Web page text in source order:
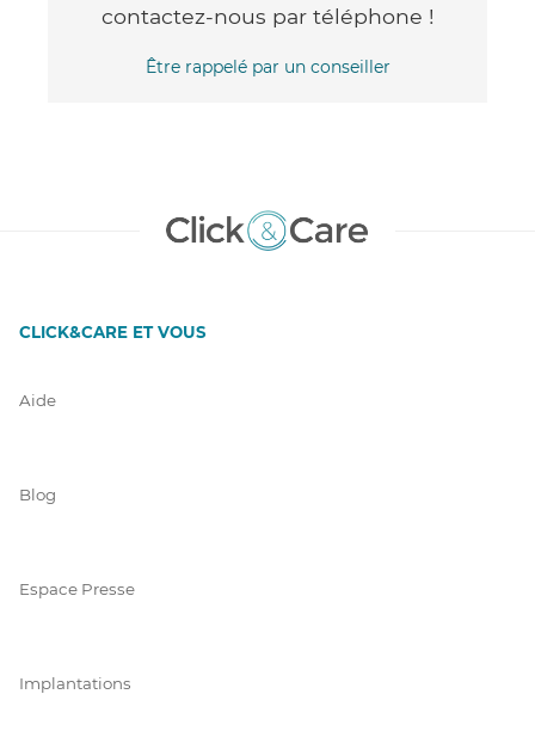
contactez-nous par téléphone !
Être rappelé par un conseiller
CLICK&CARE ET VOUS
Aide
Blog
Espace Presse
Implantations